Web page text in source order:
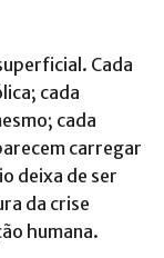
Cada
cada
cada
carregar
deixa de ser
da crise
humana.